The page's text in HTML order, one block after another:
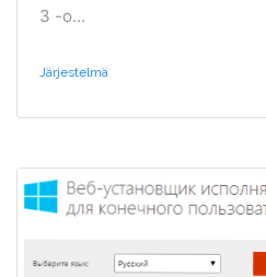
3 -o...
Järjestelmä